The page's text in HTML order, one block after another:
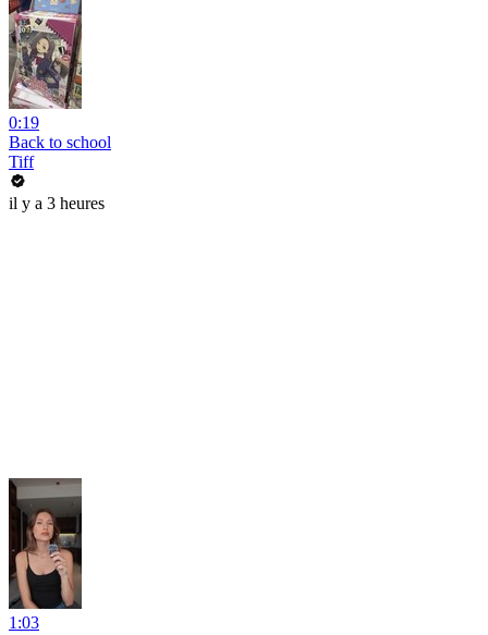
0:19
Back to school
Tiff
il y a 3 heures
1:03